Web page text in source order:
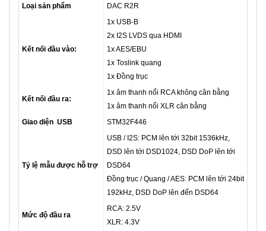
Loại sản phẩm DAC R2R
Kết nối đầu vào:
1x USB-B
2x I2S LVDS qua HDMI
1x AES/EBU
1x Toslink quang
1x Đồng trục
Kết nối đầu ra:
1x âm thanh nổi RCA không cân bằng
1x âm thanh nổi XLR cân bằng
Giao diện USB STM32F446
Tỷ lệ mẫu được hỗ trợ
USB / I2S: PCM lên tới 32bit 1536kHz,
DSD lên tới DSD1024, DSD DoP lên tới
DSD64
Đồng trục / Quang / AES: PCM lên tới 24bit
192kHz, DSD DoP lên đến DSD64
Mức độ đầu ra
RCA: 2.5V
XLR: 4.3V